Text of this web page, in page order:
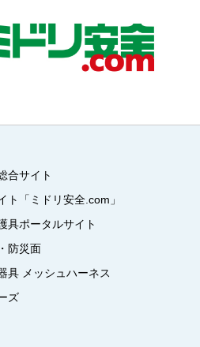
合サイト
ト「ミドリ安全.com」
具ポータルサイト
防災面
具 メッシュハーネス
ズ